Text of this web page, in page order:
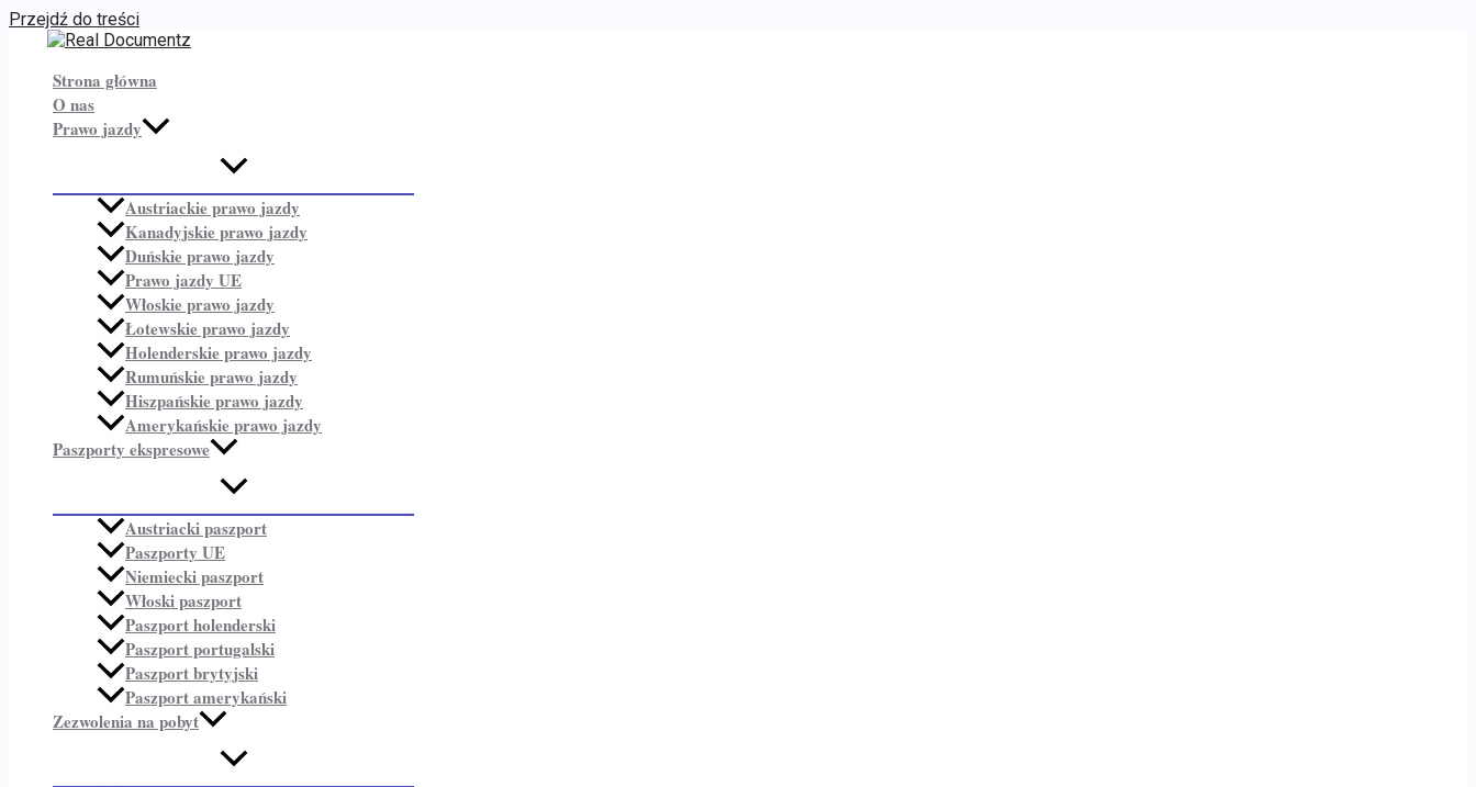
Przejdź do treści
Strona główna
O nas
Prawo jazdy
Austriackie prawo jazdy
Kanadyjskie prawo jazdy
Duńskie prawo jazdy
Prawo jazdy UE
Włoskie prawo jazdy
Łotewskie prawo jazdy
Holenderskie prawo jazdy
Rumuńskie prawo jazdy
Hiszpańskie prawo jazdy
Amerykańskie prawo jazdy
Paszporty ekspresowe
Austriacki paszport
Paszporty UE
Niemiecki paszport
Włoski paszport
Paszport holenderski
Paszport portugalski
Paszport brytyjski
Paszport amerykański
Zezwolenia na pobyt